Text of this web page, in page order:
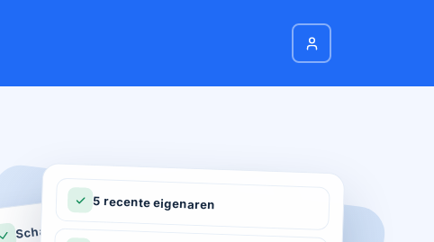
Schadeverleden
5 recente eigenaren